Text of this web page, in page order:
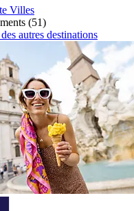
Villes
(51)
autres destinations